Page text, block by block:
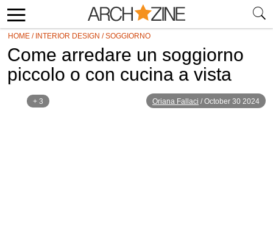
HOME / INTERIOR DESIGN /SOGGIORNO
Come arredare un soggiorno
piccolo o con cucina a vista
+ 3 Oriana Fallaci /October 30 2024